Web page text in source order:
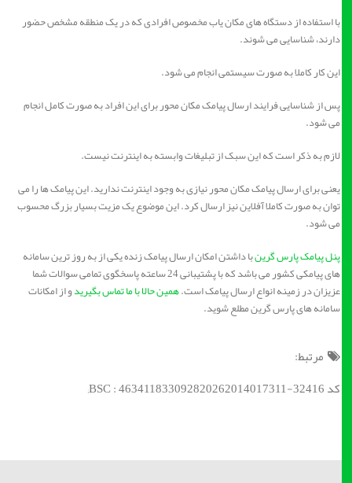
با استفاده از دستگاه های مکان یاب مخصوص افرادی که در یک منطقه مشخص حضور
دارند، شناسایی می شوند.
این کار کاملا به صورت سیستمی انجام می شود.
پس از شناسایی فرایند ارسال پیامک مکان محور برای این افراد به صورت کامل انجام
می شود.
لازم به ذکر است که این سبک از تبلیغات وابسته به اینترنت نیست.
یعنی برای ارسال پیامک مکان محور نیازی به وجود اینترنت ندارید. این پیامک ها را می
توان به صورت کاملا آفلاین نیز ارسال کرد. این موضوع یک مزیت بسیار بزرگ محسوب
می شود.
پنل پیامک پارس گرینبا داشتن امکان ارسال پیامک زنده یکی از به روز ترین سامانه
های پیامکی کشور می باشد که با پشتیبانی 24 ساعته پاسخگوی تمامی سوالات شما
عزیزان در زمینه انواع ارسال پیامک است.همین حالا با ما تماس بگیریدو از امکانات
سامانه های پارس گرین مطلع شوید.
مرتبط:
کد BSC : 463411833092820262014017311-32416;